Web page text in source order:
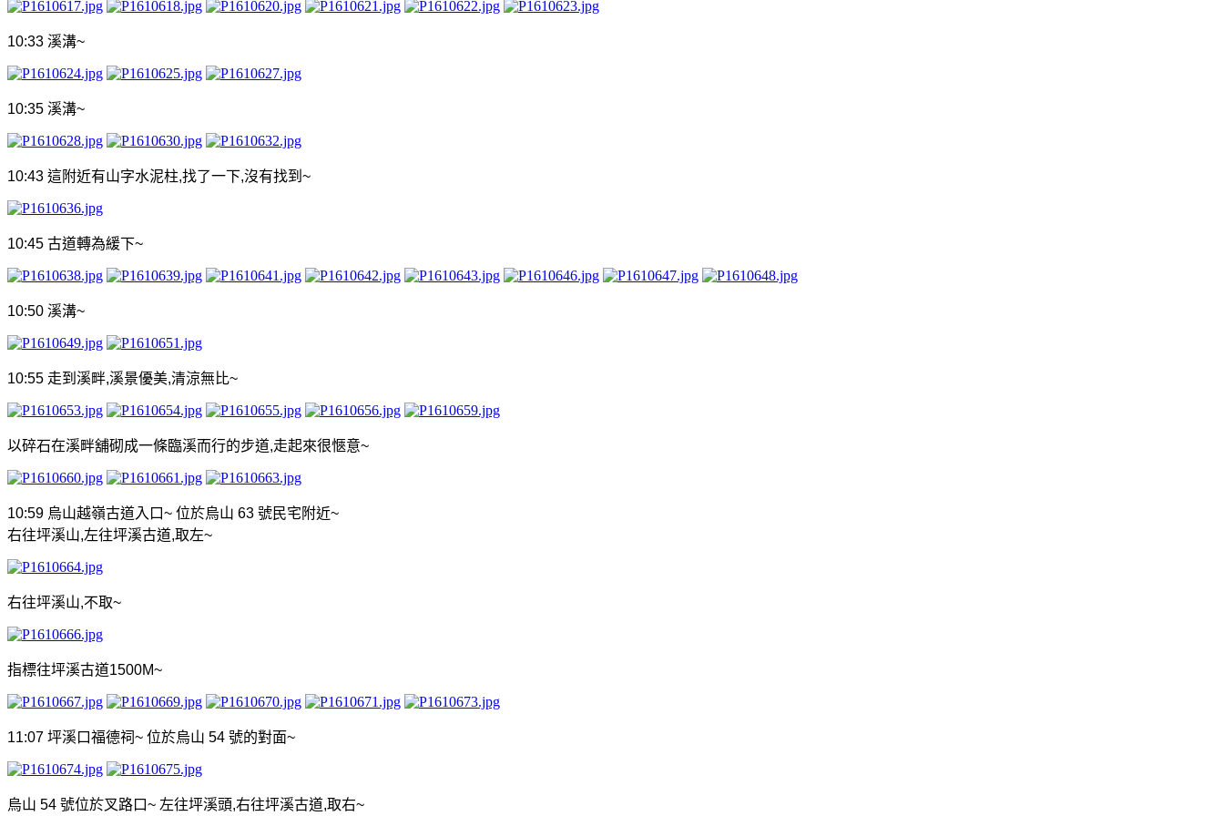
10:33 溪溝~
10:35 溪溝~
10:43 這附近有山字水泥柱,找了一下,沒有找到 ~
10:45 古道轉為緩下~
10:50 溪溝~
10:55 走到溪畔,溪景優美,清涼無比~
以碎石在溪畔舖砌成一條臨溪而行的步道,走起來很愜意~
10:59 烏山越嶺古道入口~ 位於烏山 63 號民宅附近~
右往坪溪山,左往坪溪古道,取左~
右往坪溪山,不取~
指標往坪溪古道1500M~
11:07 坪溪口福德祠~ 位於烏山 54 號的對面~
烏山 54 號位於叉路口~ 左往坪溪頭,右往坪溪古道,取右~